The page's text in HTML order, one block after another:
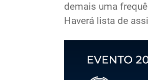
demais uma
Haverá lista de